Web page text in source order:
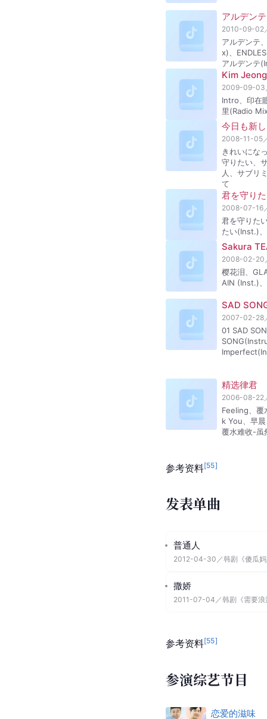
アルデンテ
2010-09-02
アルデンテ
x)、
アルデンテ
Kim
2009-09-03
Intro、印在
里(Radio
今日も新
2008-11-05
きれいにな
守りたい、
人、サブリ
て
君を守り
2008-07-16
君を守りた
たい(Inst.)
Sakura
2008-02-20
樱花泪、
AIN (Inst.)
SAD
2007-02-28
01 SAD
精选律君
2006-08-22
Feeling、覆
k You、早
覆水难收-
参考资料[55]
发表单曲
普通人
2012-04-30 ／韩剧《傻瓜
撒娇
2011-07-04 ／韩剧《需要
参考资料[55]
参演综艺节目
恋爱的滋味